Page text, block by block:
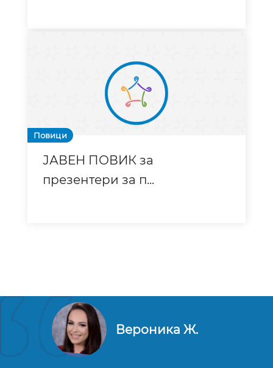
Повици
ЈАВЕН ПОВИК за
презентери за п...
Вероника Ж.